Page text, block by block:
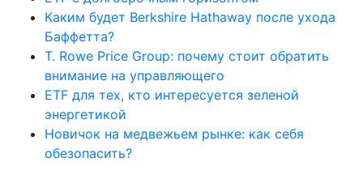
Каким будет Berkshire Hathaway после ухода
Баффетта?
T. Rowe Price Group: почему стоит обратить
внимание на управляющего
ETF для тех, кто интересуется зеленой
энергетикой
Новичок на медвежьем рынке: как себя
обезопасить?